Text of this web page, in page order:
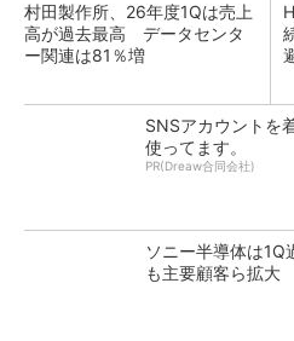
村田製作所、26年度1Qは売上
高が過去最高 データセンタ
ー関連は81％増
SNSアカウントを
使ってます。
PR(Dreaw合同会社)
ソニー半導体は1Q
も主要顧客ら拡大